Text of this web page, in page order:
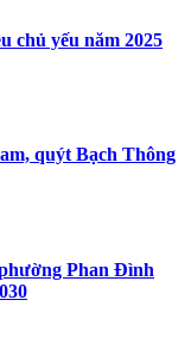
chủ yếu năm 2025
quýt Bạch Thông
Phan Đình